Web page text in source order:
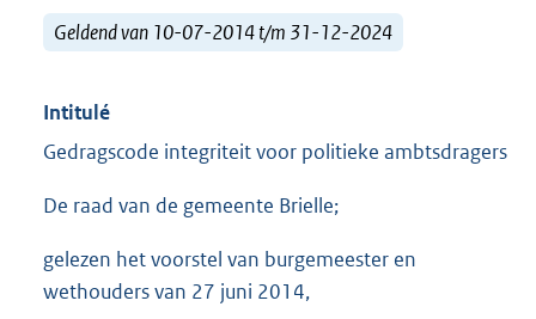
Geldend van 10-07-2014 t/m 31-12-2024
Intitulé
Gedragscode integriteit voor politieke ambtsdragers
De raad van de gemeente Brielle;
gelezen het voorstel van burgemeester en
wethouders van 27 juni 2014,